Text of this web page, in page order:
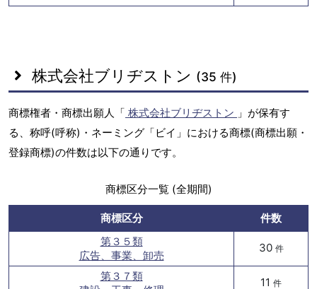
株式会社ブリヂストン (35 件)
商標権者・商標出願人「 株式会社ブリヂストン 」が保有す
る、称呼(呼称)・ネーミング「ビイ」における商標(商標出願・
登録商標)の件数は以下の通りです。
商標区分一覧 (全期間)
商標区分
件数
第３５類
広告、事業、卸売
30 件
第３７類
11 件